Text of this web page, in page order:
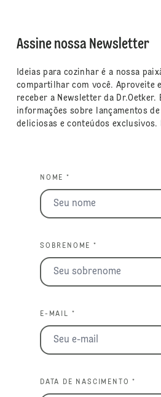
Assine nossa Newsletter
Ideias para cozinhar é a nossa
compartilhar com você. Aproveite
receber a Newsletter da Dr.Oetker.
informações sobre lançamentos
deliciosas e conteúdos exclusivos.
NOME *
SOBRENOME *
E-MAIL *
DATA DE NASCIMENTO *